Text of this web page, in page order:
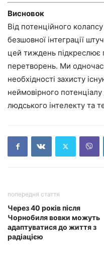
Висновок
Від потенційного
безшовної інтеграції
цей тиждень підкреслює
перетворень. Ми
необхідності захисту
неймовірного
людського інтелекту та
попередня стаття
Через 40 років після
Чорнобиля вовки можуть
адаптуватися до життя з
радіацією